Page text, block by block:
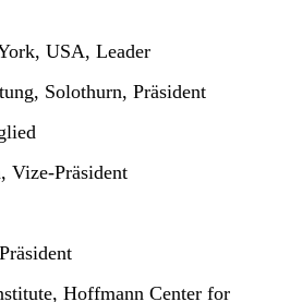
USA, Leader
Solothurn, Präsident
Vize-Präsident
Hoffmann Center for